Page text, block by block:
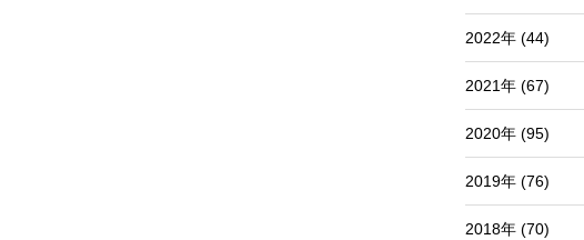
2022年 (44)
2021年 (67)
2020年 (95)
2019年 (76)
2018年 (70)